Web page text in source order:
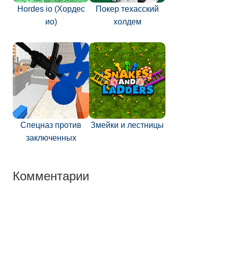
Hordes io (Хордес
ио)
Покер техасский
холдем
Спецназ против
заключенных
Змейки и лестницы
Комментарии